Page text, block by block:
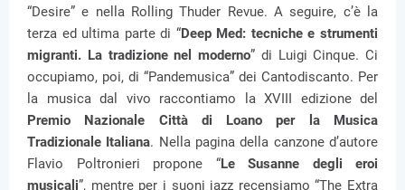
“Desire” e nella Rolling Thuder Revue. A seguire, c’è la
terza ed ultima parte di “Deep Med: tecniche e strumenti
migranti. La tradizione nel moderno” di Luigi Cinque. Ci
occupiamo, poi, di “Pandemusica” dei Cantodiscanto. Per
la musica dal vivo raccontiamo la XVIII edizione del
Premio Nazionale Città di Loano per la Musica
Tradizionale Italiana. Nella pagina della canzone d’autore
Flavio Poltronieri propone “Le Susanne degli eroi
musicali”, mentre per i suoni jazz recensiamo “The Extra